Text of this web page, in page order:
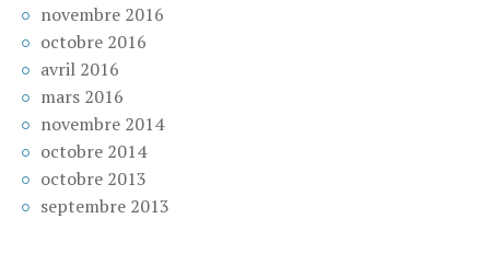
novembre 2016
octobre 2016
avril 2016
mars 2016
novembre 2014
octobre 2014
octobre 2013
septembre 2013